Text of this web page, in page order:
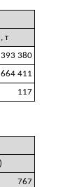
т
393 380
664 411
117
767